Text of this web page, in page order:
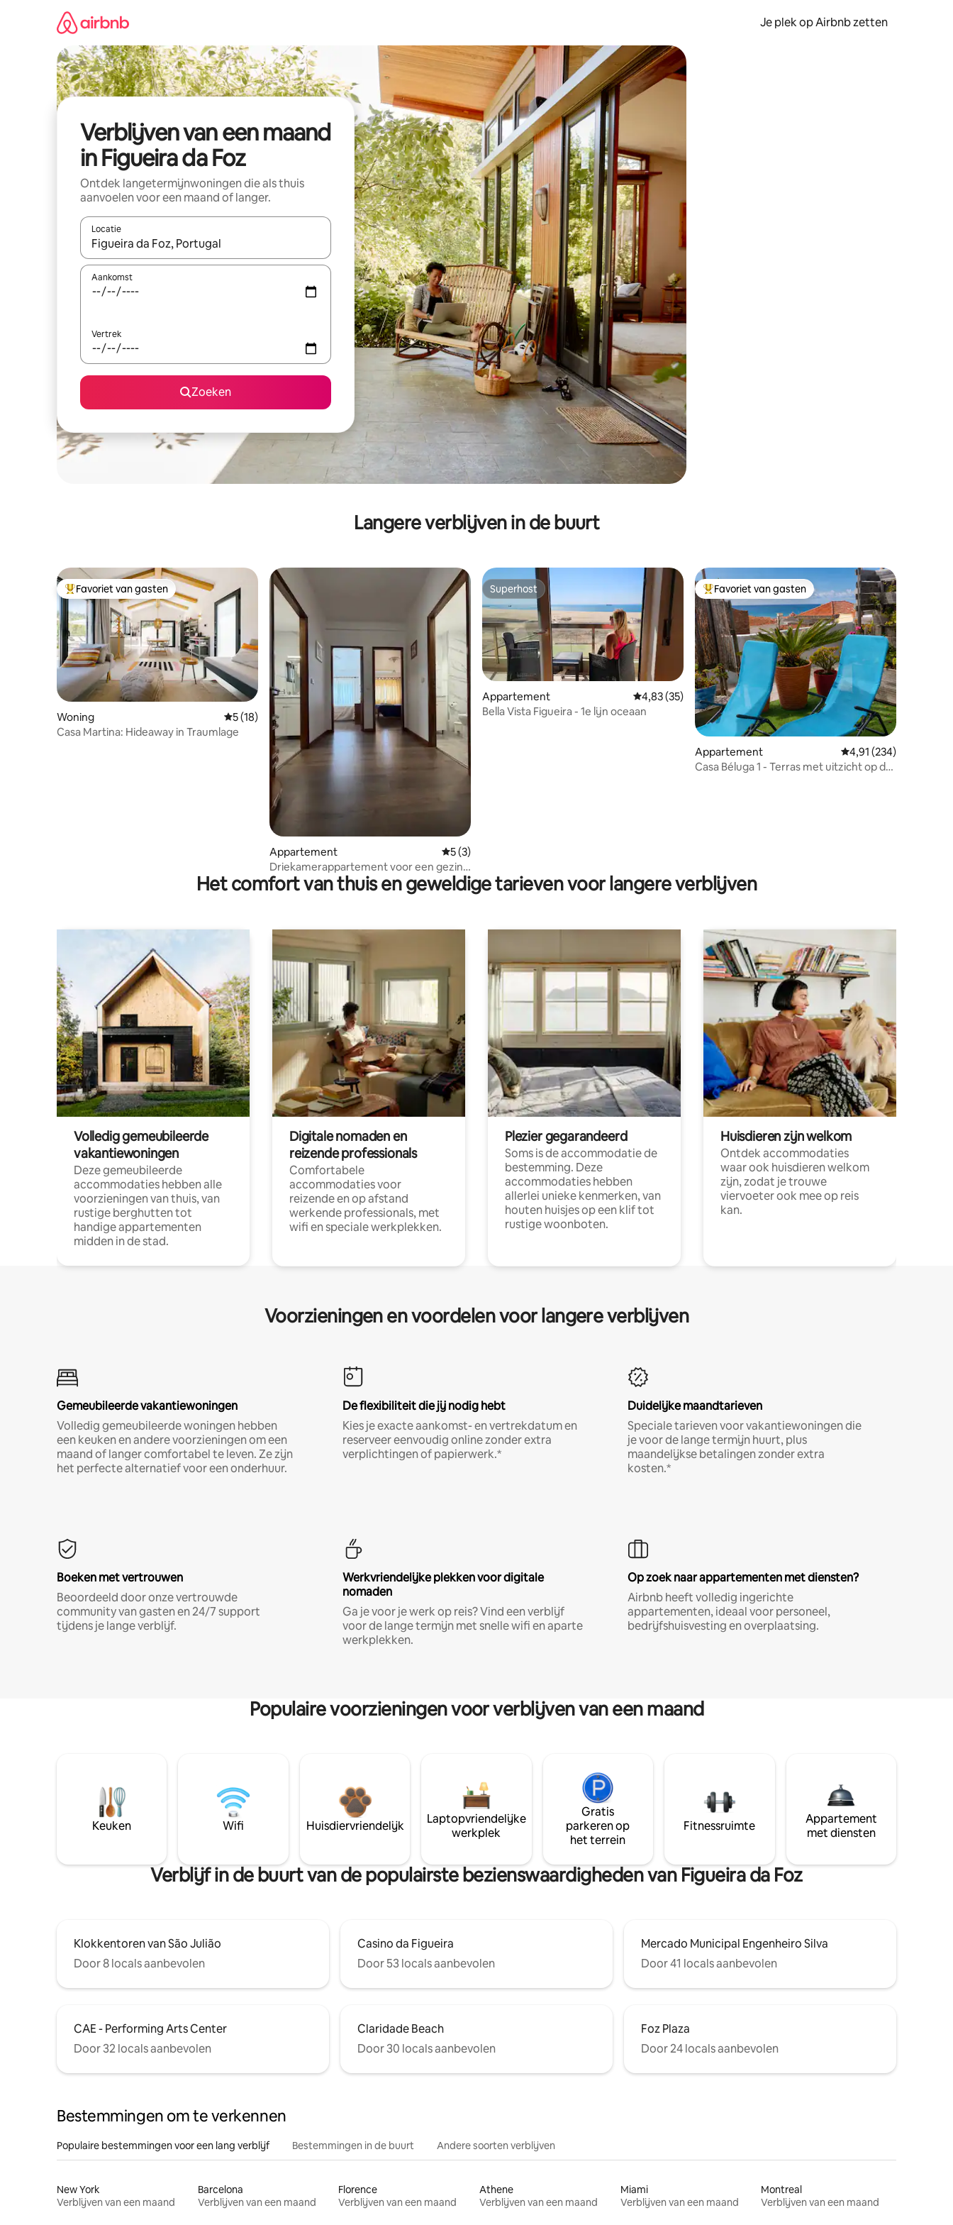
Je plek op Airbnb zetten
Verblijven van een maand
in Figueira da Foz
Ontdek langetermijnwoningen die als thuis
aanvoelen voor een maand of langer.
Locatie
Wanneer er resultaten beschikbaar zijn, maak je een keuze met je de pijltjestoetsen omhoog en omlaag, óf door te tikken of swipen.
Aankomst
Vertrek
Zoeken
Langere verblijven in de buurt
Topfavoriet van gasten
Favoriet van gasten
Woning Gemiddelde beoordeling van 5 op 5, 18 recensies
5 (18)
Casa Martina: Hideaway in Traumlage
Appartement Gemiddelde beoordeling van 5 op 5, 3 recensies
5 (3)
Driekamerappartement voor een gezin
in het centrum van Figueira da Foz
Superhost
Superhost
Appartement Gemiddelde beoordeling van 4,83 op 5, 35 recensies
4,83 (35)
Bella Vista Figueira - 1e lijn oceaan
Topfavoriet van gasten
Favoriet van gasten
Appartement Gemiddelde
4,91 (234)
Casa Béluga 1 - Terras met uitzicht op de
Het comfort van thuis en geweldige tarieven voor langere verblijven
Volledig gemeubileerde
vakantiewoningen
Deze gemeubileerde
accommodaties hebben alle
voorzieningen van thuis, van
rustige berghutten tot
handige appartementen
midden in de stad.
Digitale nomaden en
reizende professionals
Comfortabele
accommodaties voor
reizende en op afstand
werkende professionals, met
wifi en speciale werkplekken.
Plezier gegarandeerd
Soms is de accommodatie de
bestemming. Deze
accommodaties hebben
allerlei unieke kenmerken, van
houten huisjes op een klif tot
rustige woonboten.
Huisdieren zijn welkom
Ontdek accommodaties
waar ook huisdieren welkom
zijn, zodat je trouwe
viervoeter ook mee op reis
kan.
Voorzieningen en voordelen voor langere verblijven
Gemeubileerde vakantiewoningen
Volledig gemeubileerde woningen hebben
een keuken en andere voorzieningen om een
maand of langer comfortabel te leven. Ze zijn
het perfecte alternatief voor een onderhuur.
De flexibiliteit die jij nodig hebt
Kies je exacte aankomst- en vertrekdatum en
reserveer eenvoudig online zonder extra
verplichtingen of papierwerk.*
Duidelijke maandtarieven
Speciale tarieven voor vakantiewoningen die
je voor de lange termijn huurt, plus
maandelijkse betalingen zonder extra
kosten.*
Boeken met vertrouwen
Beoordeeld door onze vertrouwde
community van gasten en 24/7 support
tijdens je lange verblijf.
Werkvriendelijke plekken voor digitale
nomaden
Ga je voor je werk op reis? Vind een verblijf
voor de lange termijn met snelle wifi en aparte
werkplekken.
Op zoek naar appartementen met diensten?
Airbnb heeft volledig ingerichte
appartementen, ideaal voor personeel,
bedrijfshuisvesting en overplaatsing.
Populaire voorzieningen voor verblijven van een maand
Keuken Wifi Huisdiervriendelijk
Laptopvriendelijke
werkplek
Gratis
parkeren op
het terrein
Fitnessruimte
Appartement
met diensten
Verblijf in de buurt van de populairste bezienswaardigheden van Figueira da Foz
Klokkentoren van São Julião
Door 8 locals aanbevolen
Casino da Figueira
Door 53 locals aanbevolen
Mercado Municipal Engenheiro Silva
Door 41 locals aanbevolen
CAE - Performing Arts Center
Door 32 locals aanbevolen
Claridade Beach
Door 30 locals aanbevolen
Foz Plaza
Door 24 locals aanbevolen
Bestemmingen om te verkennen
Populaire bestemmingen voor een lang verblijf Bestemmingen in de buurt Andere soorten verblijven
New York
Verblijven van een maand
Barcelona
Verblijven van een maand
Florence
Verblijven van een maand
Athene
Verblijven van een maand
Miami
Verblijven van een maand
Montreal
Verblijven van een maand